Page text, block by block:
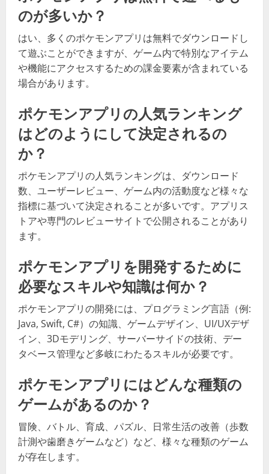
のが多いか？
はい、多くのポケモンアプリは無料でダウンロードし
て遊ぶことができますが、ゲーム内で特別なアイテム
や機能にアクセスするための課金要素が含まれている
場合があります。
ポケモンアプリの人気ランキング
はどのようにして決定されるの
か？
ポケモンアプリの人気ランキングは、ダウンロード
数、ユーザーレビュー、ゲーム内の活動度など様々な
指標に基づいて決定されることが多いです。アプリス
トアや専門のレビューサイトで公開されることがあり
ます。
ポケモンアプリを開発するために
必要なスキルや知識は何か？
ポケモンアプリの開発には、プログラミング言語（例:
Java, Swift, C#）の知識、ゲームデザイン、UI/UXデザ
イン、3Dモデリング、サーバーサイドの技術、デー
タベース管理など多岐にわたるスキルが必要です。
ポケモンアプリにはどんな種類の
ゲームがあるのか？
冒険、バトル、育成、パズル、日常生活の改善（歩数
計測や歯磨きゲームなど）など、様々な種類のゲーム
が存在します。